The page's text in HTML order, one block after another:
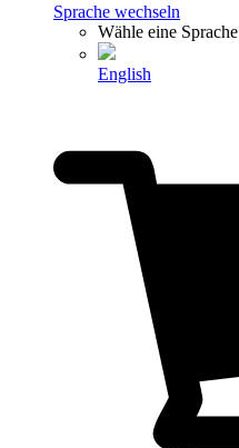
Sprache wechseln
Wähle eine Sprache
English